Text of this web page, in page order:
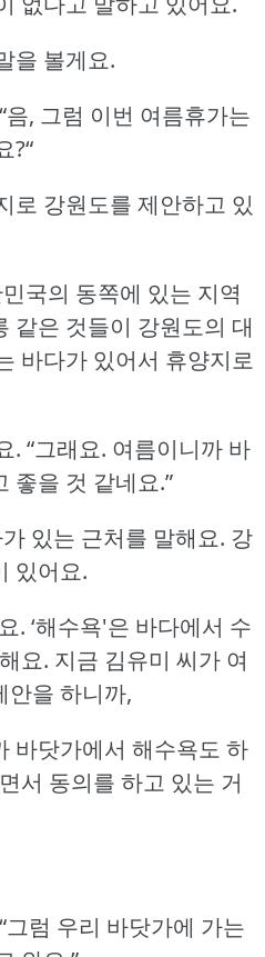
을 볼게요.
“음, 그럼 이번 여름휴가는
?“
로 강원도를 제안하고 있
국의 동쪽에 있는 지역
같은 것들이 강원도의 대
바다가 있어서 휴양지로
. “그래요. 여름이니까 바
좋을 것 같네요.”
있는 근처를 말해요. 강
있어요.
. ‘해수욕'은 바다에서 수
요. 지금 김유미 씨가 여
안을 하니까,
바닷가에서 해수욕도 하
서 동의를 하고 있는 거
“그럼 우리 바닷가에 가는